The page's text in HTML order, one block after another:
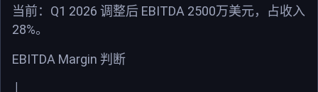
当前： Q1 2026 调整后 EBITDA 2500万美元，占收入
28%。
EBITDA Margin 判断